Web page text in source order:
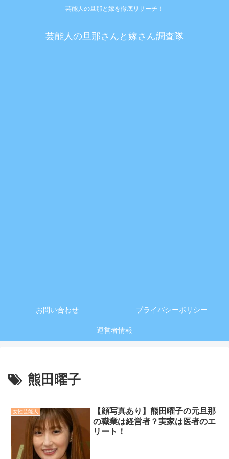
芸能人の旦那と嫁を徹底リサーチ！
芸能人の旦那さんと嫁さん調査隊
お問い合わせ プライバシーポリシー
運営者情報
熊田曜子
女性芸能人
【顔写真あり】熊田曜子の元旦那
の職業は経営者？実家は医者のエ
リート！